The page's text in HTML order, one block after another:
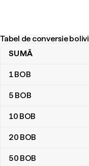
Tabel de conversie
Tabel de conversie
SUMĂ
1BOB
5 BOB
10 BOB
20 BOB
50 BOB